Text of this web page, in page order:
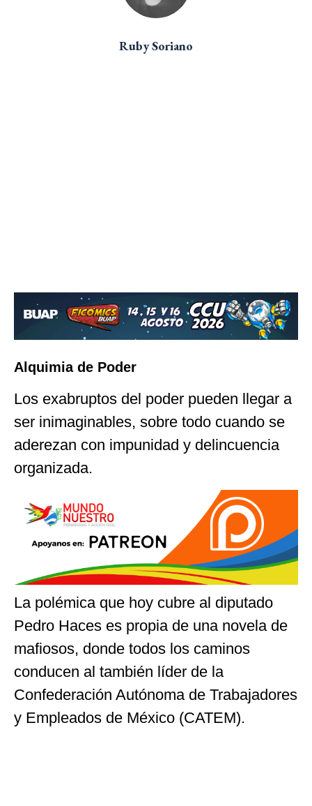
Ruby Soriano
Alquimia de Poder
Los exabruptos del poder pueden llegar a
ser inimaginables, sobre todo cuando se
aderezan con impunidad y delincuencia
organizada.
La polémica que hoy cubre al diputado
Pedro Haces es propia de una novela de
mafiosos, donde todos los caminos
conducen al también líder de la
Confederación Autónoma de Trabajadores
y Empleados de México (CATEM).